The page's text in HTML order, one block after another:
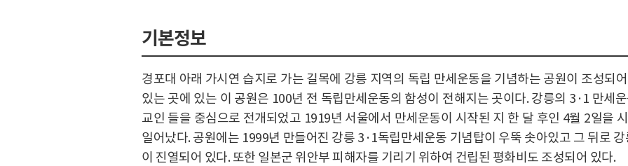
기본정보
경포대 아래 가시연 습지로 가는 길목에 강릉 지역의 독립 만세운동을 기념하는 공원이 조성되
있는 곳에 있는 이 공원은 100년 전 독립만세운동의 함성이 전해지는 곳이다. 강릉의 3·1 만세
교인 들을 중심으로 전개되었고 1919년 서울에서 만세운동이 시작된 지 한 달 후인 4월 2일을
일어났다. 공원에는 1999년 만들어진 강릉 3·1독립만세운동 기념탑이 우뚝 솟아있고 그 뒤로
이 진열되어 있다. 또한 일본군 위안부 피해자를 기리기 위하여 건립된 평화비도 조성되어 있다.